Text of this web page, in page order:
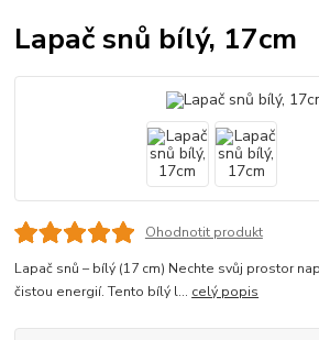
Lapač snů bílý, 17cm
Ohodnotit produkt
Lapač snů – bílý (17 cm) Nechte svůj prostor
čistou energií. Tento bílý l... celý popis